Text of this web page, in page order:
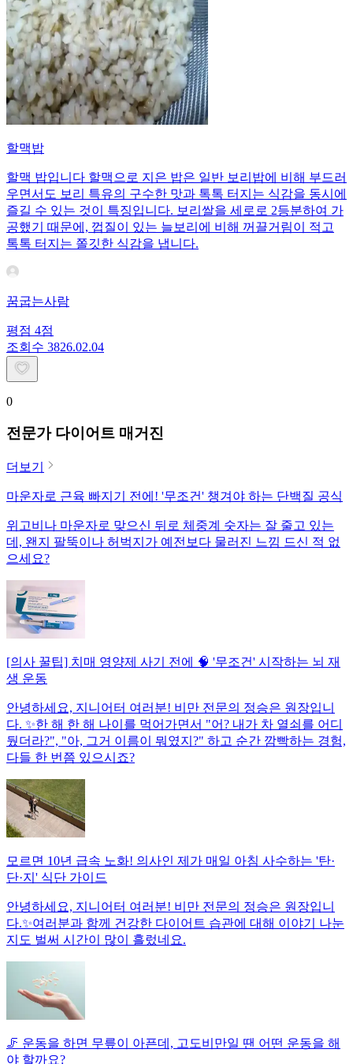
할맥밥
할맥 밥입니다 할맥으로 지은 밥은 일반 보리밥에 비해 부드러
우면서도 보리 특유의 구수한 맛과 톡톡 터지는 식감을 동시에
즐길 수 있는 것이 특징입니다. 보리쌀을 세로로 2등분하여 가
공했기 때문에, 껍질이 있는 늘보리에 비해 꺼끌거림이 적고
톡톡 터지는 쫄깃한 식감을 냅니다.
꿈굽는사람
평점 4점
조회수 3826.02.04
0
전문가 다이어트 매거진
더보기
마운자로 근육 빠지기 전에! '무조건' 챙겨야 하는 단백질 공식
위고비나 마운자로 맞으신 뒤로 체중계 숫자는 잘 줄고 있는
데, 왠지 팔뚝이나 허벅지가 예전보다 물러진 느낌 드신 적 없
으세요?
[의사 꿀팁] 치매 영양제 사기 전에 🧠 '무조건' 시작하는 뇌 재
생 운동
안녕하세요, 지니어터 여러분! 비만 전문의 정승은 원장입니
다. ✨한 해 한 해 나이를 먹어가면서 "어? 내가 차 열쇠를 어디
뒀더라?", "아, 그거 이름이 뭐였지?" 하고 순간 깜빡하는 경험,
다들 한 번쯤 있으시죠?
모르면 10년 급속 노화! 의사인 제가 매일 아침 사수하는 '탄·
단·지' 식단 가이드
안녕하세요, 지니어터 여러분! 비만 전문의 정승은 원장입니
다.✨여러분과 함께 건강한 다이어트 습관에 대해 이야기 나눈
지도 벌써 시간이 많이 흘렀네요.
🦵 운동을 하면 무릎이 아픈데, 고도비만일 땐 어떤 운동을 해
야 할까요?